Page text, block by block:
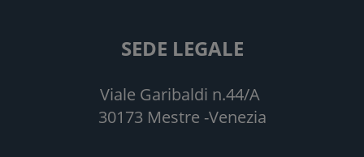
SEDE LEGALE
Viale Garibaldi n.44/A
30173 Mestre -Venezia